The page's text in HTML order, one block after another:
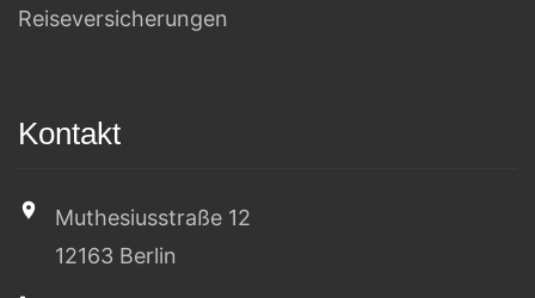
12163 Berlin